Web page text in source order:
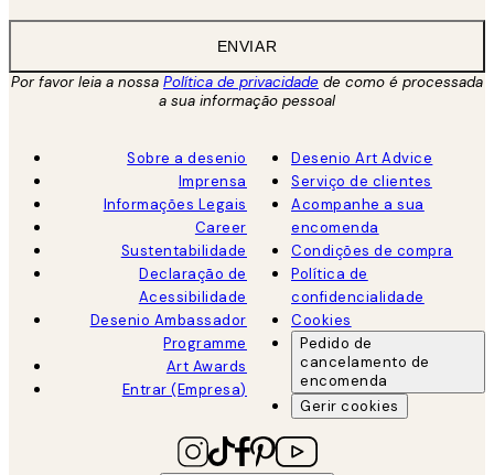
ENVIAR
Por favor leia a nossa Política de privacidade de como é processada
a sua informação pessoal
Sobre a desenio
Imprensa
Informações Legais
Career
Sustentabilidade
Declaração de
Acessibilidade
Desenio Ambassador
Programme
Art Awards
Entrar (Empresa)
Desenio Art Advice
Serviço de clientes
Acompanhe a sua
encomenda
Condições de compra
Política de
confidencialidade
Cookies
Pedido de
cancelamento de
encomenda
Gerir cookies